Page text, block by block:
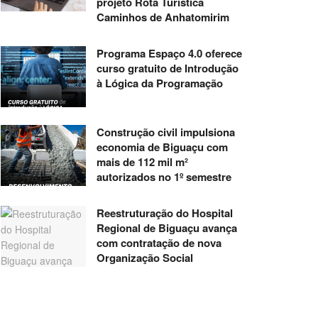
Caminhos de Anhatomirim
Programa Espaço 4.0 oferece
curso gratuito de Introdução
à Lógica da Programação
Construção civil impulsiona
economia de Biguaçu com
mais de 112 mil m²
autorizados no 1º semestre
Reestruturação do Hospital
Regional de Biguaçu avança
com contratação de nova
Organização Social